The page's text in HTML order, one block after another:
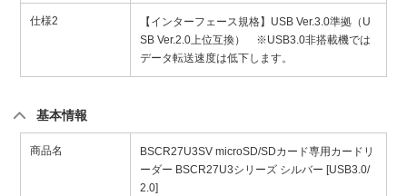
仕様2
【インターフェース規格】USB Ver.3.0準拠（U
SB Ver.2.0上位互換） ※USB3.0非搭載機では
データ転送速度は低下します。
基本情報
商品名
BSCR27U3SV microSD/SDカード専用カードリ
ーダー BSCR27U3シリーズ シルバー [USB3.0/
2.0]